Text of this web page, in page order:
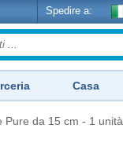
Spedire a:
Casa
Pure da 15 cm - 1 unità